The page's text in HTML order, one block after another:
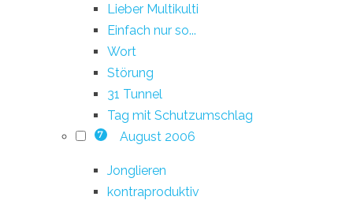
Lieber Multikulti
Einfach nur so...
Wort
Störung
31 Tunnel
Tag mit Schutzumschlag
7 August 2006
Jonglieren
kontraproduktiv